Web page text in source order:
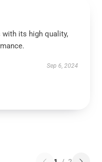
with its high quality,
Sep 6, 2024